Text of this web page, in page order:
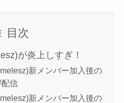
目次
が炎上しすぎ！
新メンバー加入後の
信
新メンバー加入後の